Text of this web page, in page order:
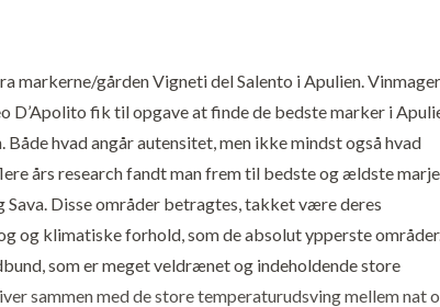
markerne/gården Vigneti del Salento i Apulien.
D’Apolito fik til opgave at finde de bedste marker i
Både hvad angår autensitet, men ikke mindst også hvad
års research fandt man frem til bedste og ældste
Sava. Disse områder betragtes, takket være deres
og klimatiske forhold, som de absolut ypperste
som er meget veldrænet og indeholdende store
sammen med de store temperaturudsving mellem nat